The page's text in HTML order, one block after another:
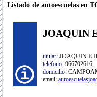
Listado de autoescuelas en
JOAQUIN
titular:JOAQUIN E
telefono:966702616
domicilio:
email: